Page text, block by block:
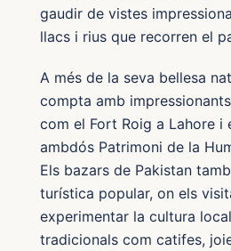
gaudir de vistes
llacs i rius que recorren el
A més de la seva bellesa
compta amb
com el Fort Roig a Lahore i
ambdós Patrimoni de la
Els bazars de Pakistan
turística popular, on els
experimentar la cultura
tradicionals com catifes,